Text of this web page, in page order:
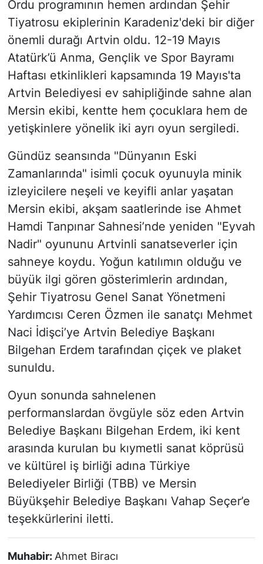
Ordu programının hemen ardından Şehir
Tiyatrosu ekiplerinin Karadeniz'deki bir diğer
önemli durağı Artvin oldu. 12-19 Mayıs
Atatürk’ü Anma, Gençlik ve Spor Bayramı
Haftası etkinlikleri kapsamında 19 Mayıs'ta
Artvin Belediyesi ev sahipliğinde sahne alan
Mersin ekibi, kentte hem çocuklara hem de
yetişkinlere yönelik iki ayrı oyun sergiledi.
Gündüz seansında "Dünyanın Eski
Zamanlarında" isimli çocuk oyunuyla minik
izleyicilere neşeli ve keyifli anlar yaşatan
Mersin ekibi, akşam saatlerinde ise Ahmet
Hamdi Tanpınar Sahnesi’nde yeniden "Eyvah
Nadir" oyununu Artvinli sanatseverler için
sahneye koydu. Yoğun katılımın olduğu ve
büyük ilgi gören gösterimlerin ardından,
Şehir Tiyatrosu Genel Sanat Yönetmeni
Yardımcısı Ceren Özmen ile sanatçı Mehmet
Naci İdişci’ye Artvin Belediye Başkanı
Bilgehan Erdem tarafından çiçek ve plaket
sunuldu.
Oyun sonunda sahnelenen
performanslardan övgüyle söz eden Artvin
Belediye Başkanı Bilgehan Erdem, iki kent
arasında kurulan bu kıymetli sanat köprüsü
ve kültürel iş birliği adına Türkiye
Belediyeler Birliği (TBB) ve Mersin
Büyükşehir Belediye Başkanı Vahap Seçer’e
teşekkürlerini iletti.
Muhabir: Ahmet Biracı